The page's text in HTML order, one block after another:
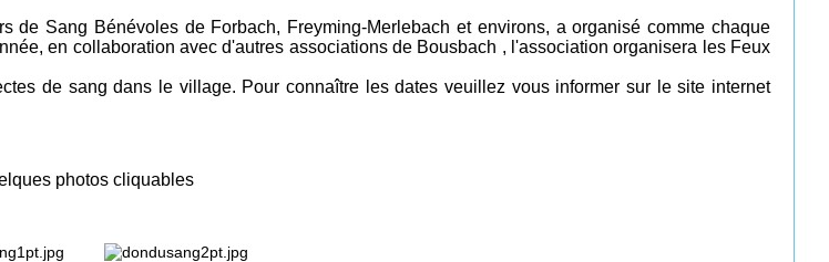
Sang Bénévoles de Forbach, Freyming-Merlebach et environs, a organisé comme chaque
en collaboration avec d'autres associations de Bousbach , l'association organisera les Feux
de sang dans le village. Pour connaître les dates veuillez vous informer sur le site internet
photos cliquables